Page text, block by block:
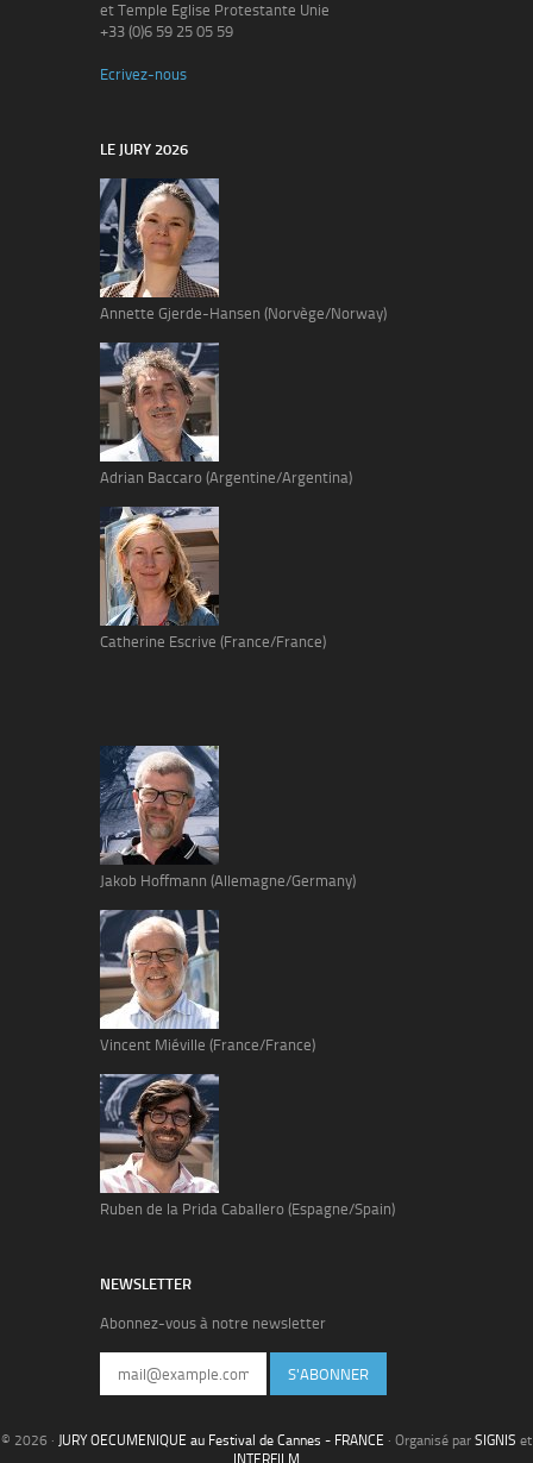
et Temple Eglise Protestante Unie
+33 (0)6 59 25 05 59
Ecrivez-nous
LE JURY 2026
Annette Gjerde-Hansen (Norvège/Norway)
Adrian Baccaro (Argentine/Argentina)
Catherine Escrive (France/France)
Jakob Hoffmann (Allemagne/Germany)
Vincent Miéville (France/France)
Ruben de la Prida Caballero (Espagne/Spain)
NEWSLETTER
Abonnez-vous à notre newsletter
S'ABONNER
© 2026 · JURY OECUMENIQUE au Festival de Cannes - FRANCE · Organisé par SIGNIS et